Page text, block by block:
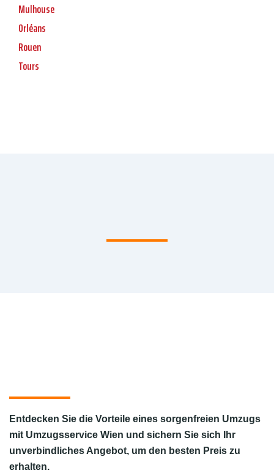
Mulhouse
Orléans
Rouen
Tours
Entdecken Sie die Vorteile eines sorgenfreien Umzugs
mit Umzugsservice Wien und sichern Sie sich Ihr
unverbindliches Angebot, um den besten Preis zu
erhalten.